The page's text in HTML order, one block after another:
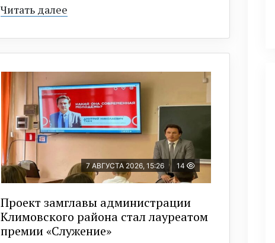
Читать далее
7 АВГУСТА 2026, 15:26 14
Проект замглавы администрации
Климовского района стал лауреатом
премии «Служение»